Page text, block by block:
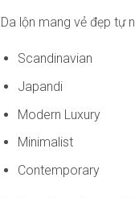
Da lộn mang vẻ đẹp tự
Scandinavian
Japandi
Modern Luxury
Minimalist
Contemporary